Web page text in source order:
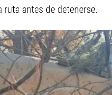
ruta antes de detenerse.